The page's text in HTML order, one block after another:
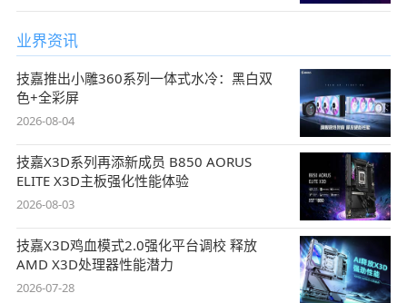
业界资讯
技嘉推出小雕360系列一体式水冷：黑白双
色+全彩屏
2026-08-04
技嘉X3D系列再添新成员 B850 AORUS
ELITE X3D主板强化性能体验
2026-08-03
技嘉X3D鸡血模式2.0强化平台调校 释放
AMD X3D处理器性能潜力
2026-07-28